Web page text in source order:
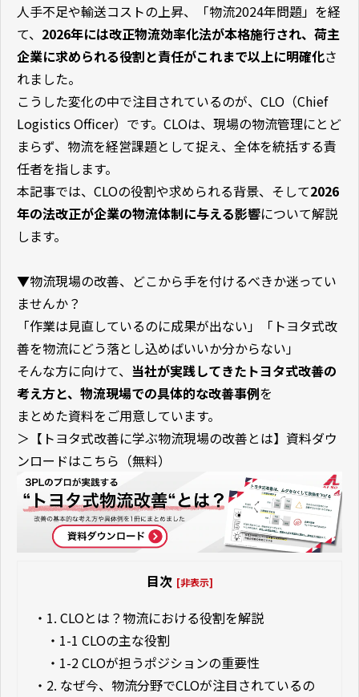
人手不足や輸送コストの上昇、「物流2024年問題」を経
て、 2026年には改正物流効率化法が本格施行され、荷主
企業に求められる役割と責任がこれまで以上に明確化さ
れました。
こうした変化の中で注目されているのが、CLO（Chief
Logistics Officer）です。CLOは、現場の物流管理にとど
まらず、物流を経営課題として捉え、全体を統括する責
任者を指します。
本記事では、CLOの役割や求められる背景、そして2026
年の法改正が企業の物流体制に与える影響について解説
します。
▼物流現場の改善、どこから手を付けるべきか迷ってい
ませんか？
「作業は見直しているのに成果が出ない」「トヨタ式改
善を物流にどう落とし込めばいいか分からない」
そんな方に向けて、 当社が実践してきたトヨタ式改善の
考え方と、物流現場での具体的な改善事例を
まとめた資料をご用意しています。
＞【トヨタ式改善に学ぶ物流現場の改善とは】資料ダウ
ンロードはこちら（無料）
目次 [非表示]
・ 1. CLOとは？物流における役割を解説
・ 1-1 CLOの主な役割
・ 1-2 CLOが担うポジションの重要性
・ 2. なぜ今、物流分野でCLOが注目されているの